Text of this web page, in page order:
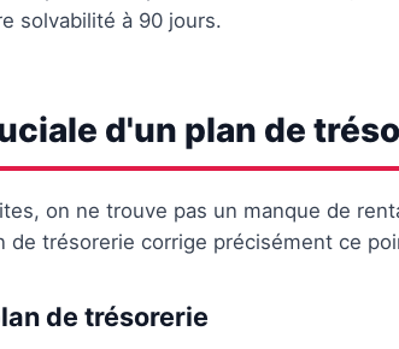
solvabilité à 90 jours.
d'un plan de
on ne trouve pas un manque de
de trésorerie corrige précisément ce
de trésorerie